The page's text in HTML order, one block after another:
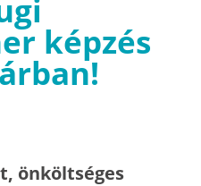
képzés
önköltséges